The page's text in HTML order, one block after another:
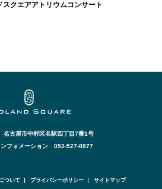
スクエアアトリウムコンサート
古屋市中村区名駅四丁目7番1号
ンフォメーション 052-527-8877
ついて プライバシーポリシー サイトマップ